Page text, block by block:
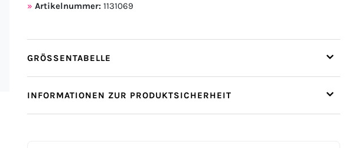
Artikelnummer: 1131069
GRÖSSENTABELLE
INFORMATIONEN ZUR PRODUKTSICHERHEIT